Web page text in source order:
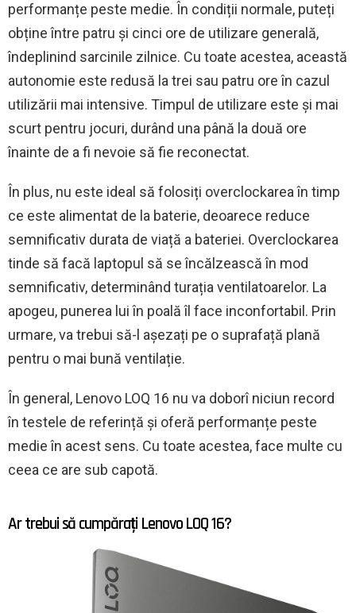
performanțe peste medie. În condiții normale, puteți
obține între patru și cinci ore de utilizare generală,
îndeplinind sarcinile zilnice. Cu toate acestea, această
autonomie este redusă la trei sau patru ore în cazul
utilizării mai intensive. Timpul de utilizare este și mai
scurt pentru jocuri, durând una până la două ore
înainte de a fi nevoie să fie reconectat.
În plus, nu este ideal să folosiți overclockarea în timp
ce este alimentat de la baterie, deoarece reduce
semnificativ durata de viață a bateriei. Overclockarea
tinde să facă laptopul să se încălzească în mod
semnificativ, determinând turația ventilatoarelor. La
apogeu, punerea lui în poală îl face inconfortabil. Prin
urmare, va trebui să-l așezați pe o suprafață plană
pentru o mai bună ventilație.
În general, Lenovo LOQ 16 nu va doborî niciun record
în testele de referință și oferă performanțe peste
medie în acest sens. Cu toate acestea, face multe cu
ceea ce are sub capotă.
Ar trebui să cumpărați Lenovo LOQ 16?